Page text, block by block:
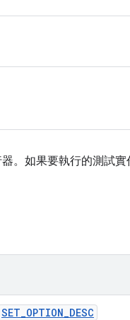
。如果要執行的測試實
SET_OPTION_DESC